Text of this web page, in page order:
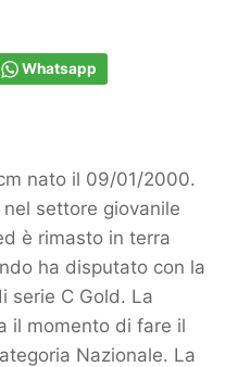
Whatsapp
nato il 09/01/2000.
settore giovanile
è rimasto in terra
ha disputato con la
serie C Gold. La
il momento di fare il
Nazionale. La